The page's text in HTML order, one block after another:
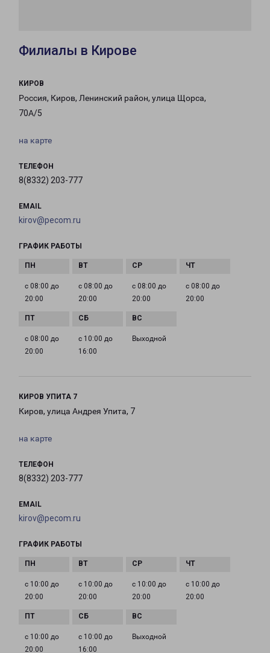
Филиалы в Кирове
КИРОВ
Россия, Киров, Ленинский район, улица Щорса,
70А/5
на карте
ТЕЛЕФОН
8(8332) 203-777
EMAIL
kirov@pecom.ru
ГРАФИК РАБОТЫ
с 08:00 до
20:00
с 08:00 до
20:00
с 08:00 до
20:00
с 08:00 до
20:00
с 08:00 до
20:00
с 10:00 до
16:00
Выходной
КИРОВ УПИТА 7
Киров, улица Андрея Упита, 7
на карте
ТЕЛЕФОН
8(8332) 203-777
EMAIL
kirov@pecom.ru
ГРАФИК РАБОТЫ
с 10:00 до
20:00
с 10:00 до
20:00
с 10:00 до
20:00
с 10:00 до
20:00
с 10:00 до
20:00
с 10:00 до
16:00
Выходной